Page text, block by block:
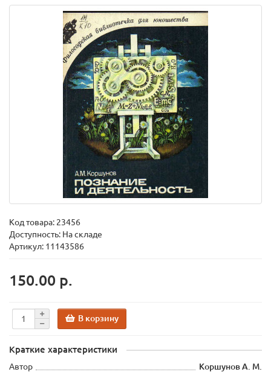
Код товара: 23456
Доступность: На складе
Артикул: 11143586
150.00 р.
В корзину
Краткие характеристики
Автор
Коршунов А. М.